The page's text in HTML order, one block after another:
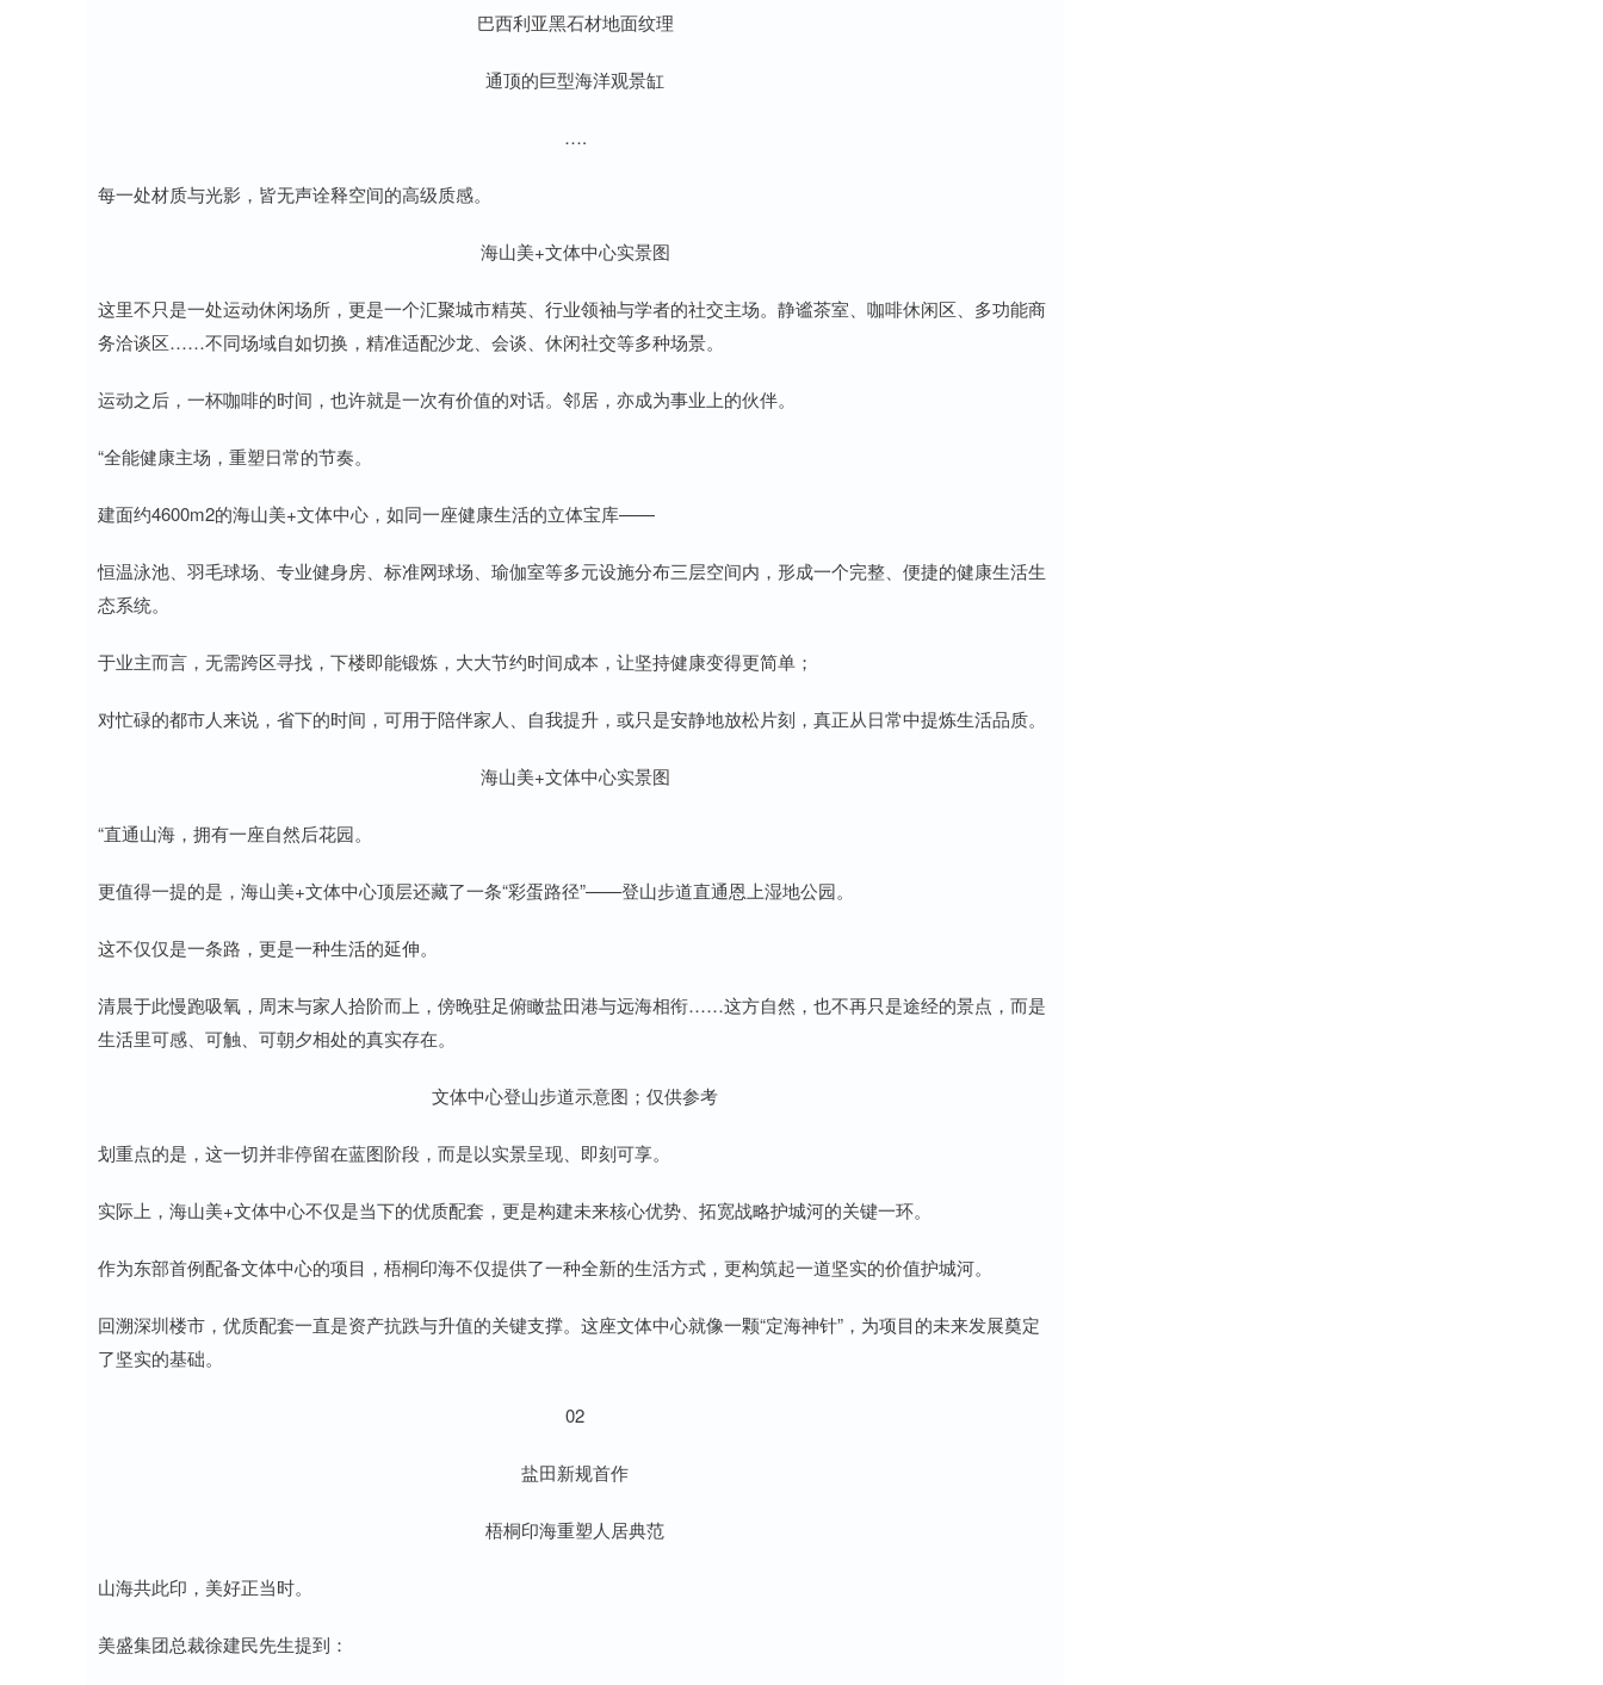
巴西利亚黑石材地面纹理
通顶的巨型海洋观景缸
….
每一处材质与光影，皆无声诠释空间的高级质感。
海山美+文体中心实景图
这里不只是一处运动休闲场所，更是一个汇聚城市精英、行业领袖与学者的社交主场。静谧茶室、咖啡休闲区、多功能商
务洽谈区……不同场域自如切换，精准适配沙龙、会谈、休闲社交等多种场景。
运动之后，一杯咖啡的时间，也许就是一次有价值的对话。邻居，亦成为事业上的伙伴。
“全能健康主场，重塑日常的节奏。
建面约4600m2的海山美+文体中心，如同一座健康生活的立体宝库——
恒温泳池、羽毛球场、专业健身房、标准网球场、瑜伽室等多元设施分布三层空间内，形成一个完整、便捷的健康生活生
态系统。
于业主而言，无需跨区寻找，下楼即能锻炼，大大节约时间成本，让坚持健康变得更简单；
对忙碌的都市人来说，省下的时间，可用于陪伴家人、自我提升，或只是安静地放松片刻，真正从日常中提炼生活品质。
海山美+文体中心实景图
“直通山海，拥有一座自然后花园。
更值得一提的是，海山美+文体中心顶层还藏了一条“彩蛋路径”——登山步道直通恩上湿地公园。
这不仅仅是一条路，更是一种生活的延伸。
清晨于此慢跑吸氧，周末与家人拾阶而上，傍晚驻足俯瞰盐田港与远海相衔……这方自然，也不再只是途经的景点，而是
生活里可感、可触、可朝夕相处的真实存在。
文体中心登山步道示意图；仅供参考
划重点的是，这一切并非停留在蓝图阶段，而是以实景呈现、即刻可享。
实际上，海山美+文体中心不仅是当下的优质配套，更是构建未来核心优势、拓宽战略护城河的关键一环。
作为东部首例配备文体中心的项目，梧桐印海不仅提供了一种全新的生活方式，更构筑起一道坚实的价值护城河。
回溯深圳楼市，优质配套一直是资产抗跌与升值的关键支撑。这座文体中心就像一颗“定海神针”，为项目的未来发展奠定
了坚实的基础。
02
盐田新规首作
梧桐印海重塑人居典范
山海共此印，美好正当时。
美盛集团总裁徐建民先生提到：